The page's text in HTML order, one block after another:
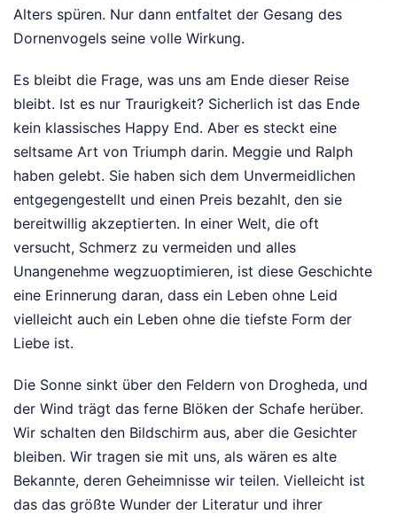
Alters spüren. Nur dann entfaltet der Gesang des
Dornenvogels seine volle Wirkung.
Es bleibt die Frage, was uns am Ende dieser Reise
bleibt. Ist es nur Traurigkeit? Sicherlich ist das Ende
kein klassisches Happy End. Aber es steckt eine
seltsame Art von Triumph darin. Meggie und Ralph
haben gelebt. Sie haben sich dem Unvermeidlichen
entgegengestellt und einen Preis bezahlt, den sie
bereitwillig akzeptierten. In einer Welt, die oft
versucht, Schmerz zu vermeiden und alles
Unangenehme wegzuoptimieren, ist diese Geschichte
eine Erinnerung daran, dass ein Leben ohne Leid
vielleicht auch ein Leben ohne die tiefste Form der
Liebe ist.
Die Sonne sinkt über den Feldern von Drogheda, und
der Wind trägt das ferne Blöken der Schafe herüber.
Wir schalten den Bildschirm aus, aber die Gesichter
bleiben. Wir tragen sie mit uns, als wären es alte
Bekannte, deren Geheimnisse wir teilen. Vielleicht ist
das das größte Wunder der Literatur und ihrer